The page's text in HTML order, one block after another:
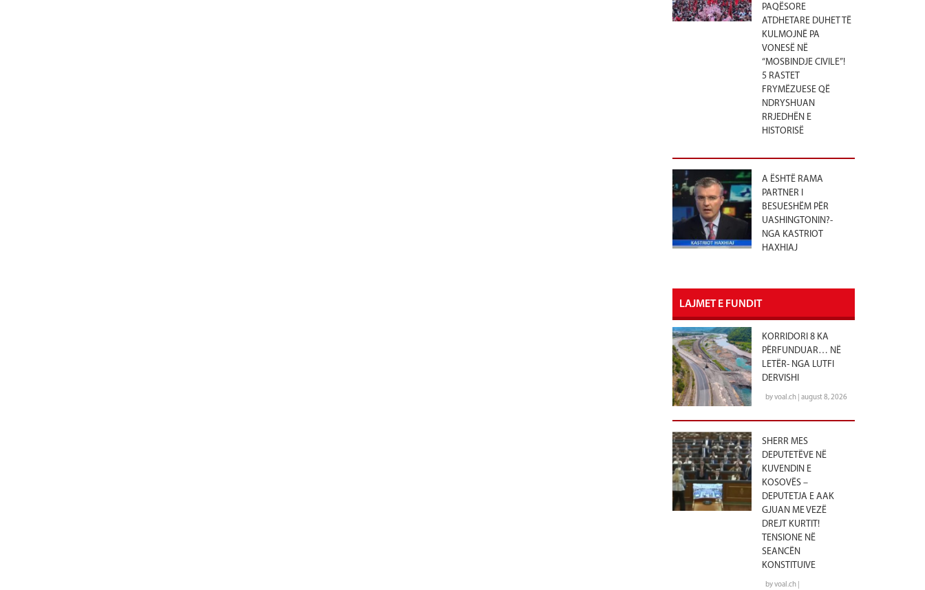
PAQËSORE
ATDHETARE DUHET TË
KULMOJNË PA
VONESË NË
“MOSBINDJE CIVILE”!
5 RASTET
FRYMËZUESE QË
NDRYSHUAN
RRJEDHËN E
HISTORISË
A ËSHTË RAMA
PARTNER I
BESUESHËM PËR
UASHINGTONIN?-
NGA KASTRIOT
HAXHIAJ
LAJMET E FUNDIT
KORRIDORI 8 KA
PËRFUNDUAR… NË
LETËR- NGA LUTFI
DERVISHI
by voal.ch | august 8, 2026
SHERR MES
DEPUTETËVE NË
KUVENDIN E
KOSOVËS –
DEPUTETJA E AAK
GJUAN ME VEZË
DREJT KURTIT!
TENSIONE NË
SEANCËN
KONSTITUIVE
by voal.ch |